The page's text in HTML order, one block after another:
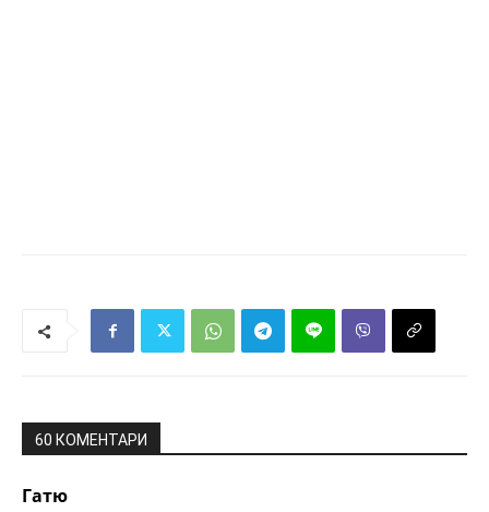
60 КОМЕНТАРИ
Гатю